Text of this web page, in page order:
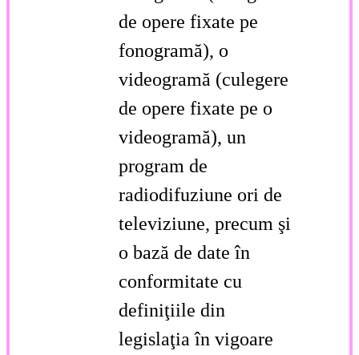
de opere fixate pe
fonogramă), o
videogramă (culegere
de opere fixate pe o
videogramă), un
program de
radiodifuziune ori de
televiziune, precum şi
o bază de date în
conformitate cu
definiţiile din
legislaţia în vigoare